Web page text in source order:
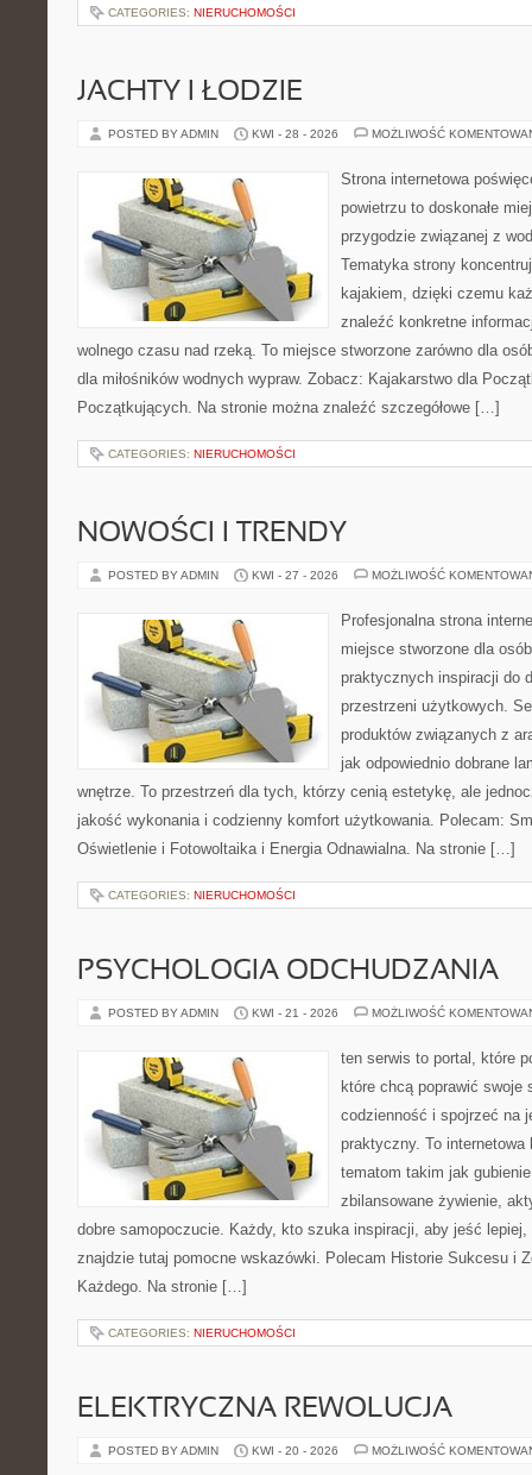
CATEGORIES: NIERUCHOMOŚCI
JACHTY I ŁODZIE
POSTED BY ADMIN KWI - 28 - 2026 MOŻLIWOŚĆ
Strona internetowa
powietrzu to doskonałe
przygodzie związanej z
Tematyka strony
kajakiem, dzięki czemu
znaleźć konkretne
wolnego czasu nad rzeką. To miejsce stworzone zarówno dla
dla miłośników wodnych wypraw. Zobacz: Kajakarstwo dla
Początkujących. Na stronie można znaleźć szczegółowe […]
CATEGORIES: NIERUCHOMOŚCI
NOWOŚCI I TRENDY
POSTED BY ADMIN KWI - 27 - 2026 MOŻLIWOŚĆ
Profesjonalna strona
miejsce stworzone dla
praktycznych inspiracji do
przestrzeni użytkowych.
produktów związanych z
jak odpowiednio dobrane
wnętrze. To przestrzeń dla tych, którzy cenią estetykę, ale
jakość wykonania i codzienny komfort użytkowania. Polecam:
Oświetlenie i Fotowoltaika i Energia Odnawialna. Na stronie […]
CATEGORIES: NIERUCHOMOŚCI
PSYCHOLOGIA ODCHUDZANIA
POSTED BY ADMIN KWI - 21 - 2026 MOŻLIWOŚĆ
ten serwis to portal, które
które chcą poprawić swoje
codzienność i spojrzeć na
praktyczny. To
tematom takim jak
zbilansowane żywienie,
dobre samopoczucie. Każdy, kto szuka inspiracji, aby jeść
znajdzie tutaj pomocne wskazówki. Polecam Historie Sukcesu i
Każdego. Na stronie […]
CATEGORIES: NIERUCHOMOŚCI
ELEKTRYCZNA REWOLUCJA
POSTED BY ADMIN KWI - 20 - 2026 MOŻLIWOŚĆ